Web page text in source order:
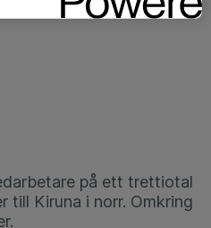
på ett trettiotal
till Kiruna i norr. Omkring